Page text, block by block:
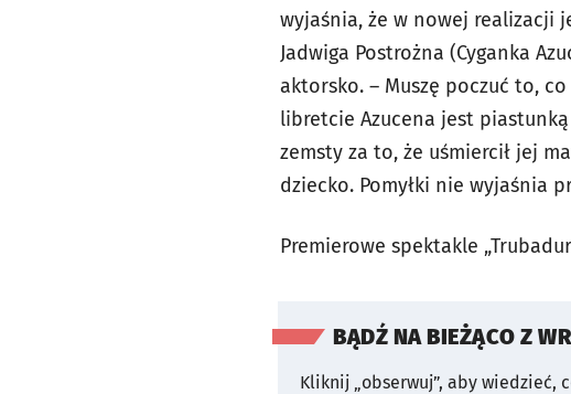
wyjaśnia, że w nowej realizacji
Jadwiga Postrożna (Cyganka
aktorsko. – Muszę poczuć to,
libretcie Azucena jest
zemsty za to, że uśmiercił jej
dziecko. Pomyłki nie wyjaśnia
Premierowe spektakle
BĄDŹ NA BIEŻĄCO Z
Kliknij „obserwuj”, aby wiedzieć,